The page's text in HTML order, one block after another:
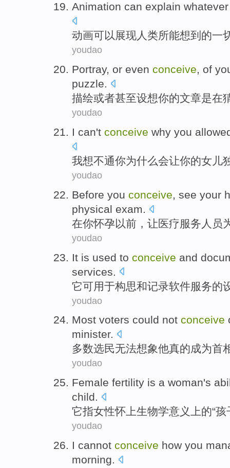
Animation can explain whatever
动画可以 展现人类所能想到 的一
youdao
Portray, or even conceive, of
puzzle.
描绘或者甚至设想你的文章是在
youdao
I can't conceive why you
我想不通你为什么会让你的女儿
youdao
Before you conceive, see your
physical exam.
在你怀孕以前 ， 让医疗服务 人员
youdao
It is used to conceive and
services
它可用于构思和记录软件服务的
youdao
Most voters could not conceive
minister.
多数选民无法想象他真的成为首
youdao
Female fertility is a woman's
child.
它指女性怀上生物学意义上的“孩
youdao
I cannot conceive how you
morning.